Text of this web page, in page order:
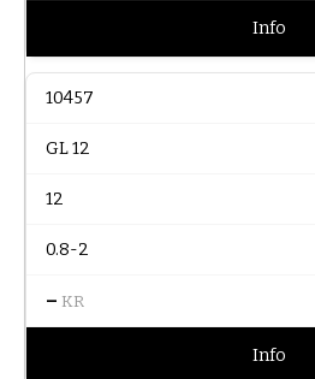
Info
10457
GL 12
12
0.8-2
– KR
Info